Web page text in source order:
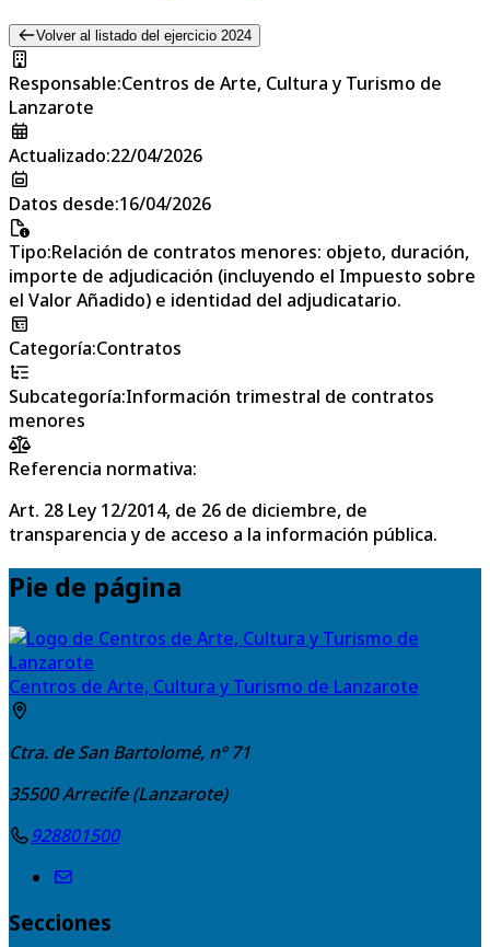
Volver al listado del ejercicio 2024
Responsable:Centros de Arte, Cultura y Turismo de
Lanzarote
Actualizado:22/04/2026
Datos desde:16/04/2026
Tipo:Relación de contratos menores: objeto, duración,
importe de adjudicación (incluyendo el Impuesto sobre
el Valor Añadido) e identidad del adjudicatario.
Categoría:Contratos
Subcategoría:Información trimestral de contratos
menores
Referencia normativa:
Art. 28 Ley 12/2014, de 26 de diciembre, de
transparencia y de acceso a la información pública.
Pie de página
Centros de Arte, Cultura y Turismo de Lanzarote
Ctra. de San Bartolomé, nº 71
35500Arrecife (Lanzarote)
928801500
Secciones